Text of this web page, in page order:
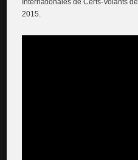
Internationales de Cerfs-Volants
2015.